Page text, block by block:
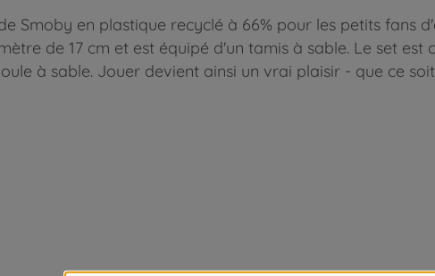
Smoby en plastique recyclé à 66% pour les petits fans
de 17 cm et est équipé d'un tamis à sable. Le set
à sable. Jouer devient ainsi un vrai plaisir - que ce